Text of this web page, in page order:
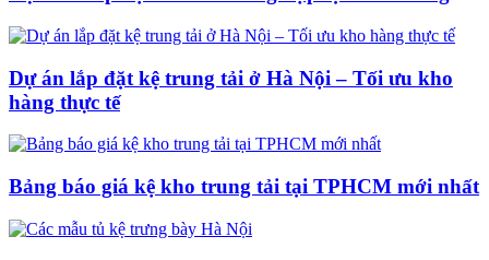
Dự án lắp đặt kệ trung tải ở Hà Nội – Tối ưu kho
hàng thực tế
Bảng báo giá kệ kho trung tải tại TPHCM mới nhất